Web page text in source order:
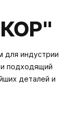
для индустрии
подходящий
деталей и